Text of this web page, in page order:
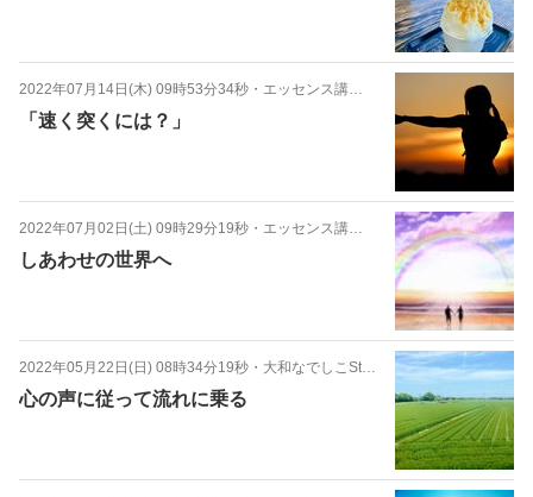
2022年07月14日(木) 09時53分34秒 ・ エッセンス講座 心編
「速く突くには？」
2022年07月02日(土) 09時29分19秒 ・ エッセンス講座 心編
しあわせの世界へ
2022年05月22日(日) 08時34分19秒 ・ 大和なでしこStyle
心の声に従って流れに乗る